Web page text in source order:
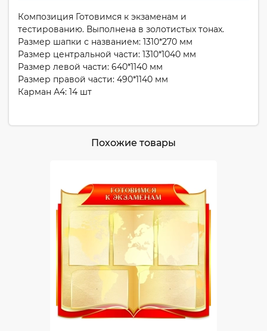
Композиция Готовимся к экзаменам и
тестированию. Выполнена в золотистых тонах.
Размер шапки с названием: 1310*270 мм
Размер центральной части: 1310*1040 мм
Размер левой части: 640*1140 мм
Размер правой части: 490*1140 мм
Карман А4: 14 шт
Похожие товары